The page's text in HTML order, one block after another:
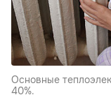
Основные
40%.